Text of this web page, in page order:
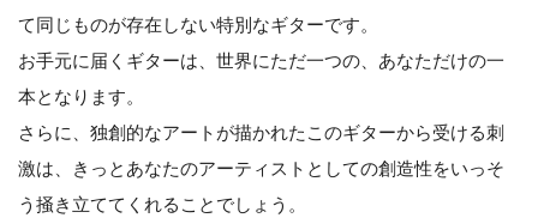
て同じものが存在しない特別なギターです。
お手元に届くギターは、世界にただ一つの、あなただけの一
本となります。
さらに、独創的なアートが描かれたこのギターから受ける刺
激は、きっとあなたのアーティストとしての創造性をいっそ
う掻き立ててくれることでしょう。